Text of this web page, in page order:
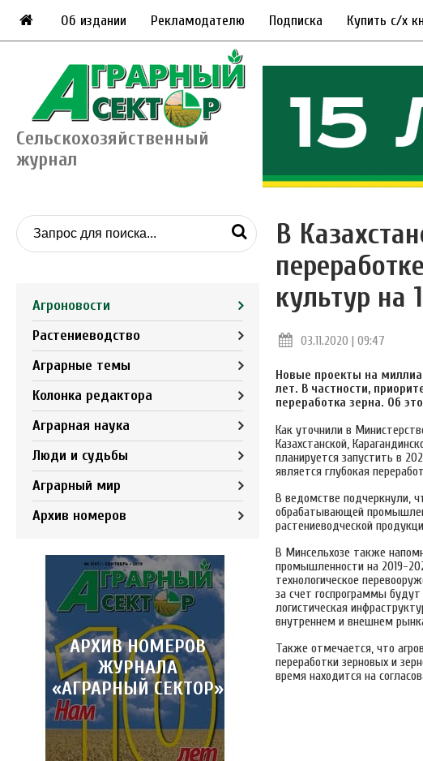
Об издании Рекламодателю Подписка Купить с/х
Сельскохозяйственный
журнал
Агроновости
Растениеводство
Аграрные темы
Колонка редактора
Аграрная наука
Люди и судьбы
Аграрный мир
Архив номеров
АРХИВ НОМЕРОВ
ЖУРНАЛА
«АГРАРНЫЙ СЕКТОР»
В
культур на
03.11.2020 | 09:47
Новые проекты на
лет. В частности,
переработка зерна. Об
Как уточнили в
Казахстанской,
планируется запустить в
является глубокая
В ведомстве подчеркнули,
обрабатывающей
растениеводческой
В Минсельхозе также
промышленности на 2019-
технологическое
за счет госпрограммы
логистическая
внутреннем и внешнем
Также отмечается, что
переработки зерновых и
время находится на